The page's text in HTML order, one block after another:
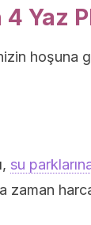
Yaz
hoşuna
su
zaman